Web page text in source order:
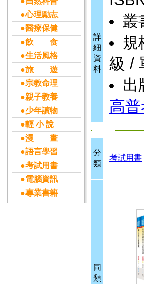
●心理勵志
●醫療保健
●飲 食
●生活風格
●旅 遊
●宗教命理
●親子教養
●少年讀物
●輕 小 說
●漫 畫
●語言學習
●考試用書
●電腦資訊
●專業書籍
詳
細
資
料
叢
規
級 /
出
高
分
類
考試用書
同
類